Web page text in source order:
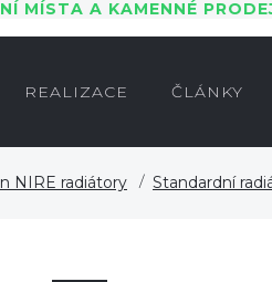
MÍSTA A KAMENNÉ
REALIZACE ČLÁNKY
NIRE radiátory Standardní